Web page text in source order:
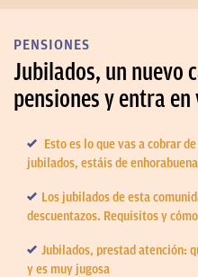
PENSIONES
Jubilados, un nuevo
pensiones y entra
Esto es lo que vas a cobrar
jubilados, estáis de enhorabuena
Los jubilados de esta
descuentazos. Requisitos y
Jubilados, prestad atención:
y es muy jugosa